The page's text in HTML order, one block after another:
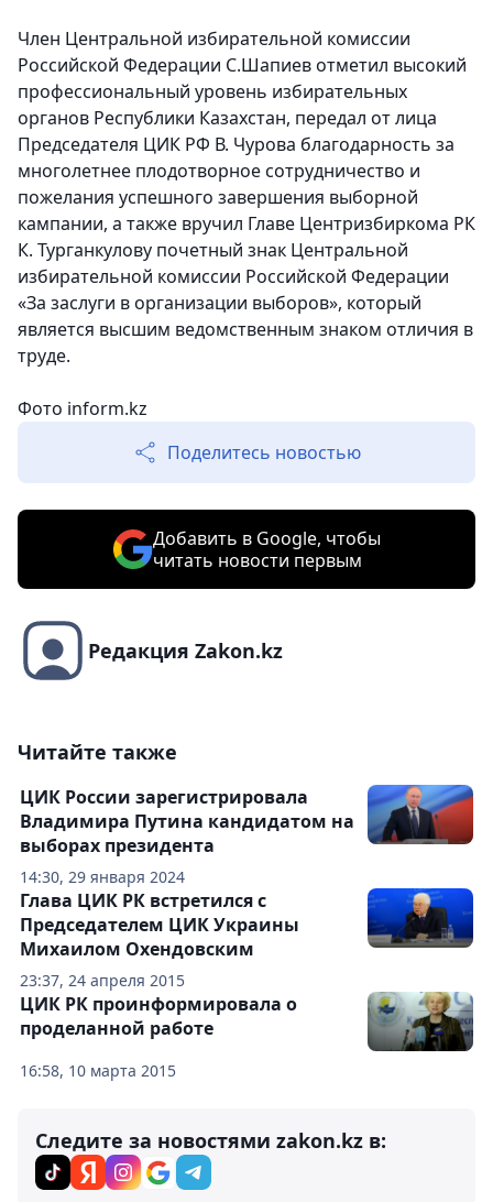
Член Центральной избирательной комиссии
Российской Федерации С.Шапиев отметил высокий
профессиональный уровень избирательных
органов Республики Казахстан, передал от лица
Председателя ЦИК РФ В. Чурова благодарность за
многолетнее плодотворное сотрудничество и
пожелания успешного завершения выборной
кампании, а также вручил Главе Центризбиркома РК
К. Турганкулову почетный знак Центральной
избирательной комиссии Российской Федерации
«За заслуги в организации выборов», который
является высшим ведомственным знаком отличия в
труде.
Фото inform.kz
Поделитесь новостью
Добавить в Google, чтобы
читать новости первым
Редакция Zakon.kz
Читайте также
14:30, 29 января 2024
ЦИК России зарегистрировала
Владимира Путина кандидатом на
выборах президента
23:37, 24 апреля 2015
Глава ЦИК РК встретился с
Председателем ЦИК Украины
Михаилом Охендовским
16:58, 10 марта 2015
ЦИК РК проинформировала о
проделанной работе
Следите за новостями zakon.kz в: